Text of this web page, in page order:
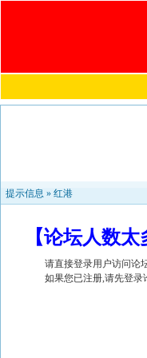
提示信息 » 红港
【论坛人数
请直接登录用户访问论
如果您已注册,请先登录